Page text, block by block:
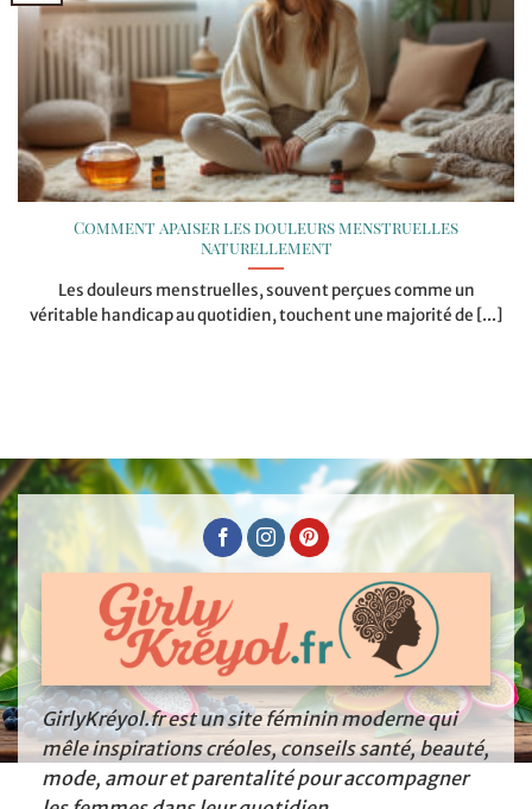
Comment apaiser les douleurs menstruelles
naturellement
Les douleurs menstruelles, souvent perçues comme un
véritable handicap au quotidien, touchent une majorité de [...]
GirlyKréyol.fr est un site féminin moderne qui
mêle inspirations créoles, conseils santé, beauté,
mode, amour et parentalité pour accompagner